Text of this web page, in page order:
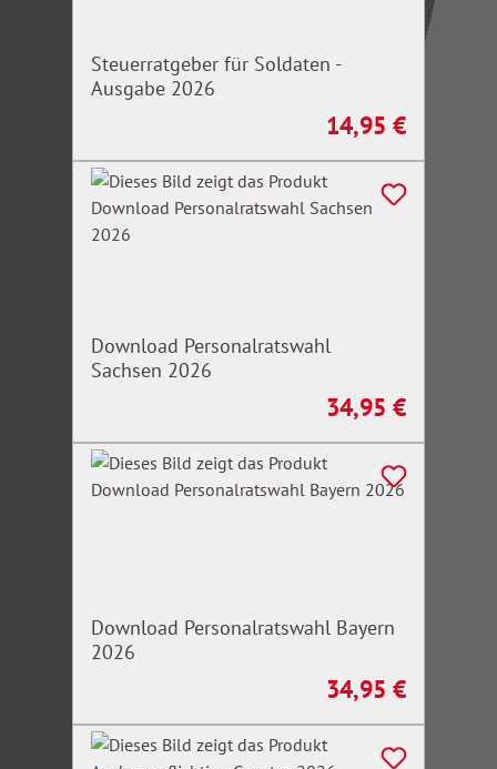
Steuerratgeber für Soldaten -
Ausgabe 2026
Regulärer Preis:
14,95 €
Download Personalratswahl
Sachsen 2026
Regulärer Preis:
34,95 €
Download Personalratswahl Bayern
2026
Regulärer Preis:
34,95 €